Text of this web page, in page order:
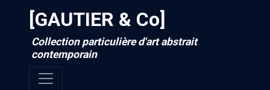
[GAUTIER & Co]
Collection particulière d'art abstrait
contemporain